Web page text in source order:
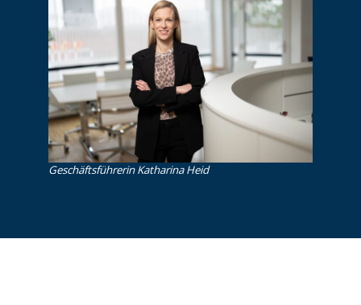
Ge­schäfts­füh­re­rin Katharina Heid